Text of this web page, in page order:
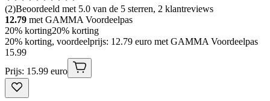
(2)Beoordeeld met 5.0 van de 5 sterren, 2 klantreviews
12.79 met GAMMA Voordeelpas
20% korting20% korting
20% korting, voordeelprijs: 12.79 euro met GAMMA Voordeelpas
15.99
Prijs: 15.99 euro